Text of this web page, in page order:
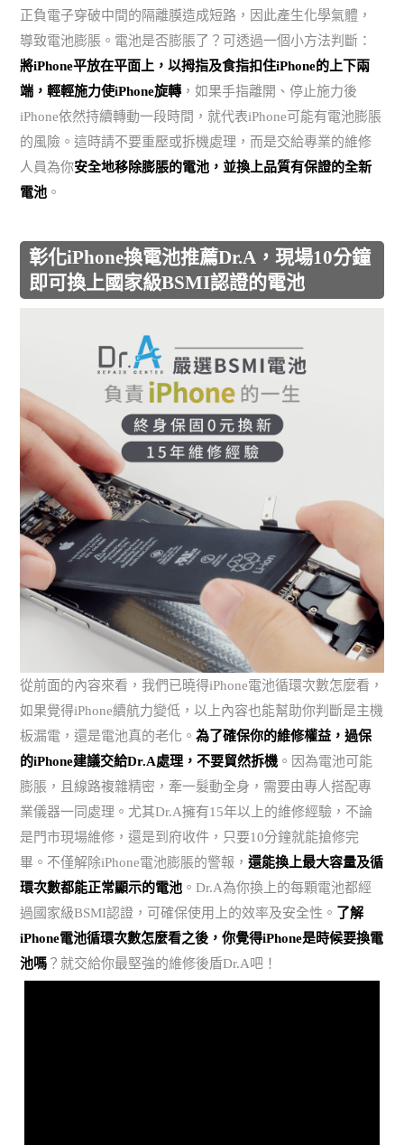
正負電子穿破中間的隔離膜造成短路，因此產生化學氣體，
導致電池膨脹。電池是否膨脹了？可透過一個小方法判斷：
將iPhone平放在平面上，以拇指及食指扣住iPhone的上下兩
端，輕輕施力使iPhone旋轉 ，如果手指離開、停止施力後
iPhone依然持續轉動一段時間，就代表iPhone可能有電池膨脹
的風險。這時請不要重壓或拆機處理，而是交給專業的維修
人員為你安全地移除膨脹的電池，並換上品質有保證的全新
電池 。
彰化iPhone換電池推薦Dr.A，現場10分鐘
即可換上國家級BSMI認證的電池
從前面的內容來看，我們已曉得iPhone電池循環次數怎麼看，
如果覺得iPhone續航力變低，以上內容也能幫助你判斷是主機
板漏電，還是電池真的老化。為了確保你的維修權益，過保
的iPhone建議交給Dr.A處理，不要貿然拆機 。因為電池可能
膨脹，且線路複雜精密，牽一髮動全身，需要由專人搭配專
業儀器一同處理。尤其Dr.A擁有15年以上的維修經驗，不論
是門市現場維修，還是到府收件，只要10分鐘就能搶修完
畢。不僅解除iPhone電池膨脹的警報，還能換上最大容量及循
環次數都能正常顯示的電池 。Dr.A為你換上的每顆電池都經
過國家級BSMI認證，可確保使用上的效率及安全性。 了解
iPhone電池循環次數怎麼看之後，你覺得iPhone是時候要換電
池嗎 ？就交給你最堅強的維修後盾Dr.A吧！